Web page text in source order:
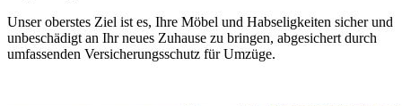
Unser oberstes Ziel ist es, Ihre Möbel und Habseligkeiten sicher und
unbeschädigt an Ihr neues Zuhause zu bringen, abgesichert durch
umfassenden Versicherungsschutz für Umzüge.